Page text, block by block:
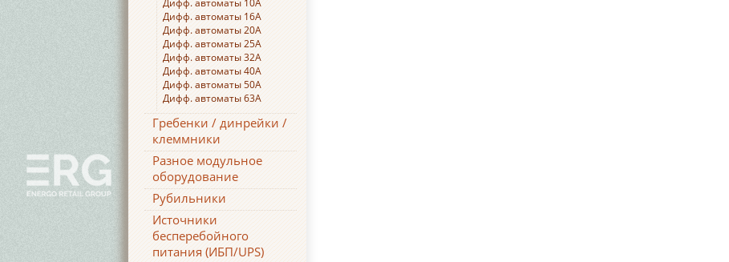
Дифф. автоматы 10А
Дифф. автоматы 16А
Дифф. автоматы 20А
Дифф. автоматы 25А
Дифф. автоматы 32А
Дифф. автоматы 40А
Дифф. автоматы 50А
Дифф. автоматы 63А
Гребенки / динрейки /
клеммники
Разное модульное
оборудование
Рубильники
Источники
бесперебойного
питания (ИБП/UPS)